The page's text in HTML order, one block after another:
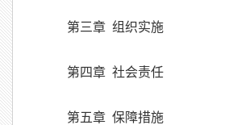
第三章 组织实施
第四章 社会责任
第五章 保障措施